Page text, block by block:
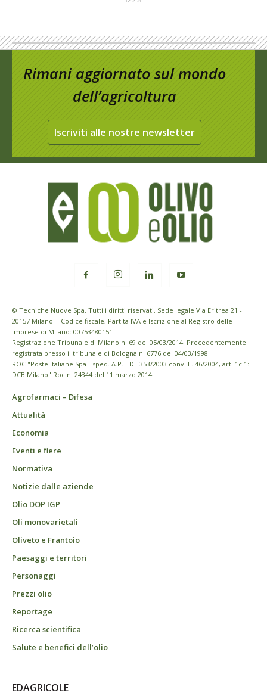
Rimani aggiornato sul mondo
dell’agricoltura
Iscriviti alle nostre newsletter
© Tecniche Nuove Spa. Tutti i diritti riservati. Sede legale Via Eritrea 21 -
20157 Milano | Codice fiscale, Partita IVA e Iscrizione al Registro delle
imprese di Milano: 00753480151
Registrazione Tribunale di Milano n. 69 del 05/03/2014. Precedentemente
registrata presso il tribunale di Bologna n. 6776 del 04/03/1998
ROC "Poste italiane Spa - sped. A.P. - DL 353/2003 conv. L. 46/2004, art. 1c.1:
DCB Milano" Roc n. 24344 del 11 marzo 2014
Agrofarmaci – Difesa
Attualità
Economia
Eventi e fiere
Normativa
Notizie dalle aziende
Olio DOP IGP
Oli monovarietali
Oliveto e Frantoio
Paesaggi e territori
Personaggi
Prezzi olio
Reportage
Ricerca scientifica
Salute e benefici dell’olio
EDAGRICOLE